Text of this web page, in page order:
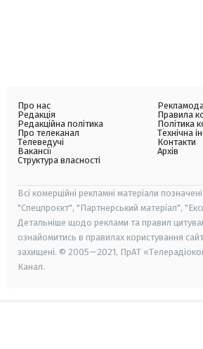
Про нас
Редакція
Редакційна політика
Про телеканал
Телеведучі
Вакансії
Структура власності
Правила
Політика
Технічна
Контакти
Архів
Всі комерційні рекламні матеріали
"Спецпроєкт", "Партнерський матеріал",
Детальніше щодо реклами та правил
ознайомитись в правилах користування
захищені. © 2005—2021, ПрАТ
Канал.